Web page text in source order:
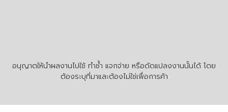
อนุญาตให้นำผลงานไปใช้ ทำซ้ำ แจกจ่าย หรือดัดแปลงงานนั้นได้ โดย
ต้องระบุที่มาและต้องไม่ใช่เพื่อการค้า